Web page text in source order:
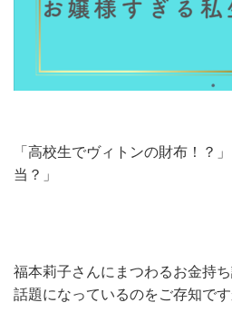
「高校生でヴィトンの財布！？
当？」
福本莉子さんにまつわるお金持
話題になっているのをご存知です